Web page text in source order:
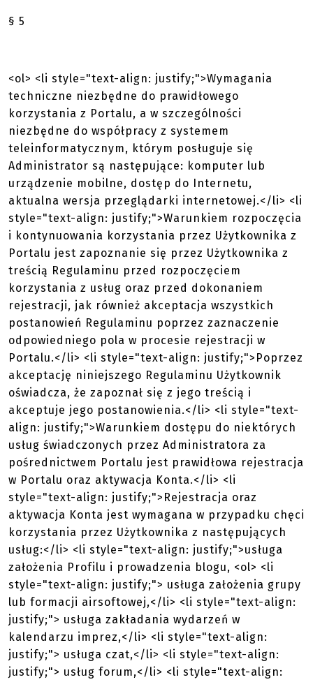
§ 5
<ol> <li style="text-align: justify;">Wymagania
techniczne niezbędne do prawidłowego
korzystania z Portalu, a w szczególności
niezbędne do współpracy z systemem
teleinformatycznym, którym posługuje się
Administrator są następujące: komputer lub
urządzenie mobilne, dostęp do Internetu,
aktualna wersja przeglądarki internetowej.</li> <li
style="text-align: justify;">Warunkiem rozpoczęcia
i kontynuowania korzystania przez Użytkownika z
Portalu jest zapoznanie się przez Użytkownika z
treścią Regulaminu przed rozpoczęciem
korzystania z usług oraz przed dokonaniem
rejestracji, jak również akceptacja wszystkich
postanowień Regulaminu poprzez zaznaczenie
odpowiedniego pola w procesie rejestracji w
Portalu.</li> <li style="text-align: justify;">Poprzez
akceptację niniejszego Regulaminu Użytkownik
oświadcza, że zapoznał się z jego treścią i
akceptuje jego postanowienia.</li> <li style="text-
align: justify;">Warunkiem dostępu do niektórych
usług świadczonych przez Administratora za
pośrednictwem Portalu jest prawidłowa rejestracja
w Portalu oraz aktywacja Konta.</li> <li
style="text-align: justify;">Rejestracja oraz
aktywacja Konta jest wymagana w przypadku chęci
korzystania przez Użytkownika z następujących
usług:</li> <li style="text-align: justify;">usługa
założenia Profilu i prowadzenia blogu, <ol> <li
style="text-align: justify;"> usługa założenia grupy
lub formacji airsoftowej,</li> <li style="text-align:
justify;"> usługa zakładania wydarzeń w
kalendarzu imprez,</li> <li style="text-align:
justify;"> usługa czat,</li> <li style="text-align:
justify;"> usług forum,</li> <li style="text-align: